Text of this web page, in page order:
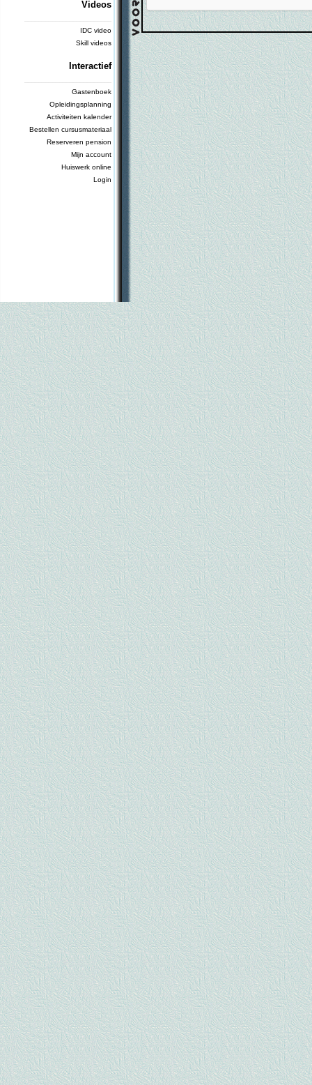
Videos
IDC video
Skill videos
Interactief
Gastenboek
Opleidingsplanning
Activiteiten kalender
Bestellen cursusmateriaal
Reserveren pension
Mijn account
Huiswerk online
Login